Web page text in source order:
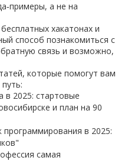
а не на
хакатонах и
способ познакомиться с
связь и возможно,
которые помогут вам
в 2025: стартовые
и план на 90
программирования в 2025:
самая